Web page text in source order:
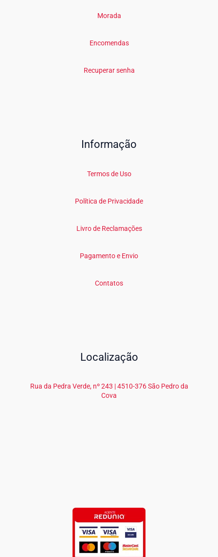
Morada
Encomendas
Recuperar senha
Informação
Termos de Uso
Política de Privacidade
Livro de Reclamações
Pagamento e Envio
Contatos
Localização
Rua da Pedra Verde, nº 243 | 4510-376 São Pedro da
Cova